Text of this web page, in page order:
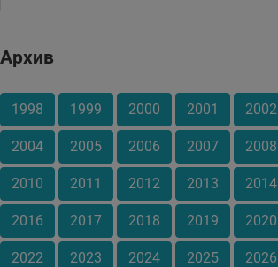
Архив
1998 1999 2000 2001 2002
2004 2005 2006 2007 2008
2010 2011 2012 2013 2014
2016 2017 2018 2019 2020
2022 2023 2024 2025 2026